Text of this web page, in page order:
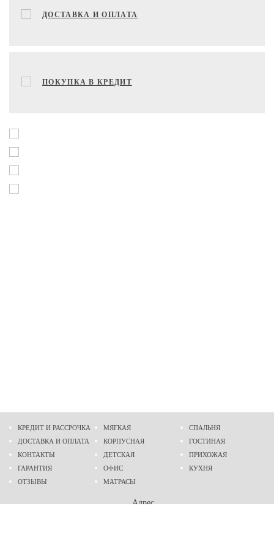
ДОСТАВКА И ОПЛАТА
ПОКУПКА В КРЕДИТ
КРЕДИТ И РАССРОЧКА
ДОСТАВКА И ОПЛАТА
КОНТАКТЫ
ГАРАНТИЯ
ОТЗЫВЫ
МЯГКАЯ
КОРПУСНАЯ
ДЕТСКАЯ
ОФИС
МАТРАСЫ
СПАЛЬНЯ
ГОСТИНАЯ
ПРИХОЖАЯ
КУХНЯ
Адрес